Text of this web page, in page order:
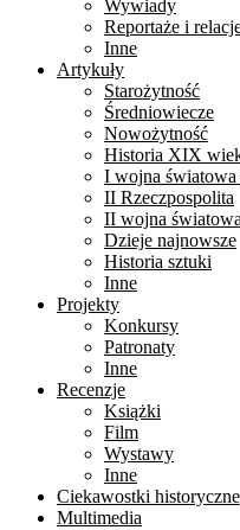
Wywiady
Reportaże i
Inne
Artykuły
Starożytność
Średniowiecze
Nowożytność
Historia XIX
I wojna
II Rzeczpospolita
II wojna
Dzieje najnowsze
Historia sztuki
Inne
Projekty
Konkursy
Patronaty
Inne
Recenzje
Książki
Film
Wystawy
Inne
Ciekawostki historyczne
Multimedia